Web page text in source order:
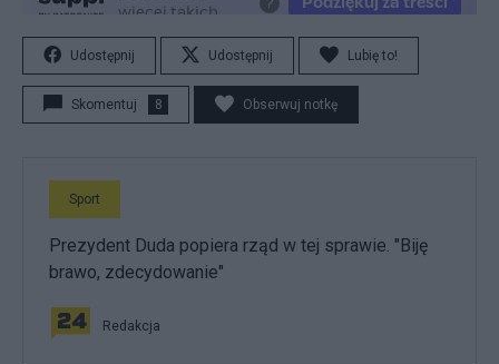
Udostępnij Udostępnij Lubię to!
Skomentuj 8 Obserwuj notkę
Sport
Prezydent Duda popiera rząd w tej sprawie. "Biję
brawo, zdecydowanie"
Redakcja